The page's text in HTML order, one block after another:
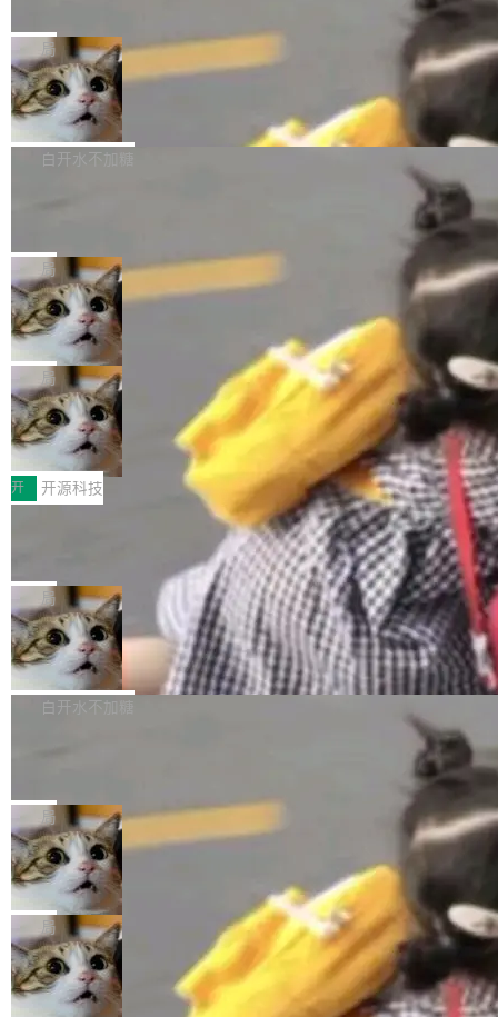
质的最低采样率）的音频格式将被拒绝 修复了 C
SS 圆角虚线样式中可能存在的问题 如果表单中
的图像元素不在同一个子树中，则它们将不再关
联 加...
最强的若干项。对于尚未正式发版的 PG 19，则
通过拉取过去一年内（从 PG 18 Beta1 时间点
至今）的所有 commit，同样交由 AI 分析提炼。
经过人工复核，准确度令人满意。这一方法也为
社区爱好者提供了高效跟踪新版本的思路。
维护工作一直与我的日常工作、家务、社交生活
和休闲娱乐竞争时间。" 这是 libexpat 维护者 S
ebastian Pipping 写在博客里的话。8 月 4 日，
他宣布了一个新消息：从 2026 年 8 月 1 日起，
他可以全职维护 libexpat 了，最长 6 个月。发
库之一。你的操作系统、浏览器、无数的基础设
施软件，很可能都在用它。而过去十年，维护它
的人一直在用业余...
局
Firefox 153.0.3 发布
Firefox 153.0.3 现已发布，具体更新内容如
下： New Smart Window 包含多项增强功能：
gi?id=2019042">Bug&nbsp;2019042</a>）</l
i> <li>现在，助手可以直接使用 Exa 的网络搜索
结果回答问题，而无需将问题转交给搜索引擎。
（<a href="https://bugzilla.mozilla.org/show_
bug.cgi?id=204...
白开水不加糖
的 npm 包。项目的核心论点是：容器不适合 Ag
ent 计算。真正适合的，是 Isolate。 Cloudflare
工程师在这件事上没什么可谦虚的——他们用 W
orkers 跑了十年 Isolate。用 CEO Matthew Pri
nce 的话说：「我们一生都在用 Isolate 运行代
码，而 AI Agent 不需要容器，它们需要的是 Iso
late。」 容器为什么不合适 容器的问题在于启动
和销毁都太重了。一个 Agent 要执行的任务可能
只需要几毫秒的 CPU 时间，但容器从冷启动到
就绪要花数秒。如果未来有十...
局
OpenAI 公开邮件和聊天记录回应苹果
诉讼，称“Apple is getting this wron
g”
上个月，苹果一纸诉状把 OpenAI 告上法庭，指
控其挖角苹果前员工并窃取商业秘密。苹果的诉
状把 OpenAI 描述成一个系统性地从前东家挖
人、套取机密信息的对手。 OpenAI 没发律师
函，也没选择庭外沉默。它在官网贴了一篇博
文，标题只有六个字：Apple is getting this wro
ng。 然后，它把邮件往来和 iMessage 聊天记
录全贴了出来。 他发错人了 苹果外部律师 Gabr
iel Gross 来自 Weil 律所，2 月 23 日下午 5:53
给 OpenAI 总法律顾问 Che Chang 发了封邮
件，附了一封长信，要求 OpenAI 配合调查前苹
果员工带走机密信...
局
HUAWEI MatePad Edge上架WorkBu
ddy鸿蒙PC版，说话就能干活的AI办公
搭子
全能AI工作台WorkBuddy鸿蒙PC版上架HUAWE
I MatePad Edge应用市场，直接下载即可使
用，与鸿蒙电脑上的体验一致。值得一提的是，
这是目前市面上唯一支持平板接入WorkBuddy P
C版的产品，搭载“人机双写”重磅功能——你写
你的，AI写AI的，同屏协作互不干扰。一句话让
AI帮你干活，现在开启全新体验！ 温馨提示：
体验WorkBuddy鸿蒙PC版前，请将 HUAWEI M
atePad Edge 升级至 HarmonyOS 6.1.0.135S
P9 patch03及以上版本。 *升级路径：设置 > 搜
开 开源科技
FFmpeg 9.0 发布：代号“Lei”，以此纪
全球知名开源多媒体框架 FFmpeg 今天正式发
布了 9.0 版本。这个版本除了带来新一代音视频
处理能力和硬件加速支持之外，还有一个特殊之
处：FFmpeg 9.0 的代号是“Lei”。 这个名字，
来自中国开发者雷霄骅（Lei Xiaohua）。 对于
很多中国音视频开发者而言，这个名字并不陌
“启蒙老师”。 而今年，恰好是雷霄骅离世十周
年。FFmpeg 社区最终选择用一个大版本的名
字，留下了这份纪念。 雷霄骅曾是中国传媒大学
数字电视技术方向的博士生，长期从事视频、音
频技...
局
亚马逊成本失控：AI 写代码烧掉 1215
万元，超预算 860%
外媒近日曝光了亚马逊的多份内部报告显示，AI
导致公司在多个项目上超支。《金融时报》报道
编写程序，目标是完成电商平台作者信息与商品
列表的数据匹配 —— 一项常规的数据处理任
务，最终却产生了 180 万美元的账单，实际支出
超出原定预算 860%。 更令人意外的是，该项目
最终并未成功落地，而高额算力消耗持续运行长
达 5 个月，公司直到财务对账时才察觉异常。这
意味着一个无人看管的 AI 程序，在近半年时间
里日夜不停地"烧钱"。 复盘显示，...
白开水不加糖
e CEO Clément Delangue 在 CNBC 的采访里
没有拐弯抹角。他说中国正在赢得 AI 竞赛，而
且按目前的速度，中国 AI 工具预计在今年底或
2027 年就能追上美国前沿实验室的水平。 Dela
ngue 把原因归结为一件事：开放协作。中国的
AI 开发者在一个共享和协作的生态里加速迭代，
而美国模型厂商在"闭门造车"。他的原话是 "buil
ding in silos"——各自为战，互不通气。 这个判
局
当 AI agent 把源码变成了最好的扩展系
统，开发者工具必须开源
五年前，David Crawshaw 问过很多软件工程师
一个问题：你写过什么给自己用的程序？答案几
乎都是没有。工程师们整天用别人写的程序写程
序给别人用。偶尔有人自己写个博客系统、智能
家居控制、家庭实验室，都算稀奇事。 Crawsh
局
DeepSeek Harness 宣布内测邀请，全
网最大规模开源 Agent 路演现场诞生
一条内测招募帖，发出去的时候大概没人想到它